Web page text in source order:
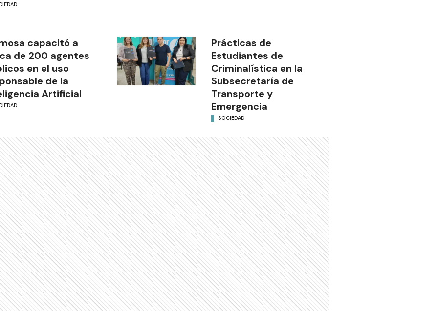
capacitó a
de 200 agentes
en el uso
de la
Artificial
Prácticas de
Estudiantes de
Criminalística en la
Subsecretaría de
Transporte y
Emergencia
SOCIEDAD